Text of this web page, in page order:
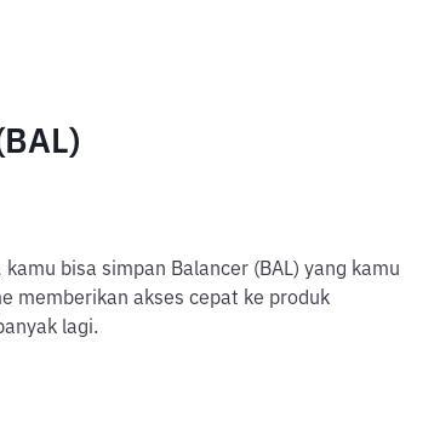
bisa simpan Balancer (BAL) yang kamu
memberikan akses cepat ke produk
lagi.